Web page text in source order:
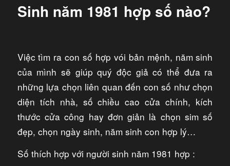
Sinh năm 1981 hợp số nào?
Việc tìm ra con số hợp vói bản mệnh, năm sinh
của mình sẽ giúp quý độc giả có thể đưa ra
những lựa chọn liên quan đến con số như chọn
diện tích nhà, số chiều cao cửa chính, kích
thước cửa công hay đơn giản là chọn sim số
đẹp, chọn ngày sinh, năm sinh con hợp lý…
Số thích hợp với người sinh năm 1981 hợp :